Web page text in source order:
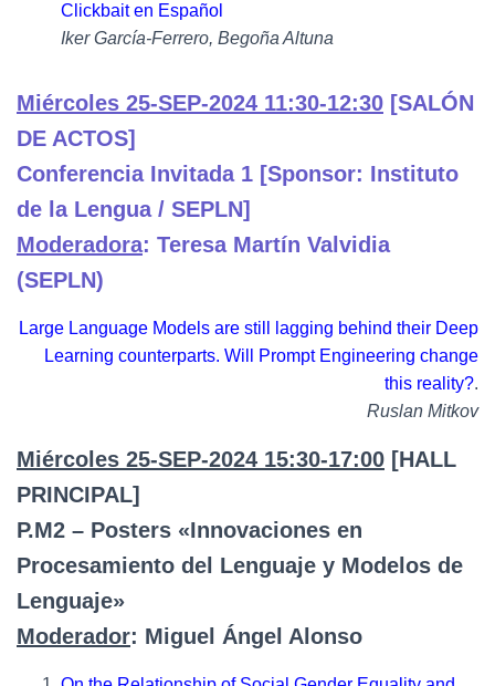
Clickbait en Español
Iker García-Ferrero, Begoña Altuna
Miércoles 25-SEP-2024 11:30-12:30 [SALÓN
DE ACTOS]
Conferencia Invitada 1 [Sponsor: Instituto
de la Lengua / SEPLN]
Moderadora: Teresa Martín Valvidia
(SEPLN)
Large Language Models are still lagging behind their Deep
Learning counterparts. Will Prompt Engineering change
this reality?.
Ruslan Mitkov
Miércoles 25-SEP-2024 15:30-17:00 [HALL
PRINCIPAL]
P.M2 – Posters «Innovaciones en
Procesamiento del Lenguaje y Modelos de
Lenguaje»
Moderador: Miguel Ángel Alonso